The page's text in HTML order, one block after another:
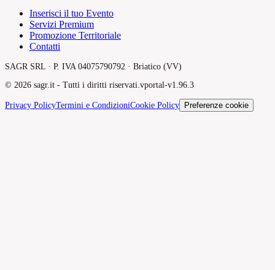
Inserisci il tuo Evento
Servizi Premium
Promozione Territoriale
Contatti
SAGR SRL · P. IVA 04075790792 · Briatico (VV)
© 2026 sagr.it - Tutti i diritti riservati.vportal-v1.96.3
Privacy PolicyTermini e CondizioniCookie Policy Preferenze cookie